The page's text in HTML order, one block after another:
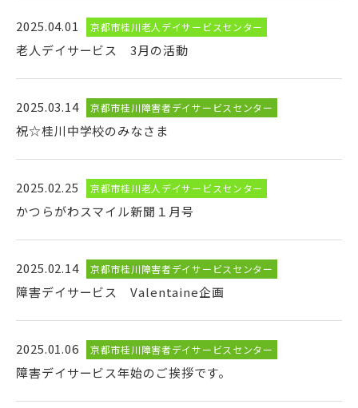
2025.04.01 京都市桂川老人デイサービスセンター
老人デイサービス 3月の活動
2025.03.14 京都市桂川障害者デイサービスセンター
祝☆桂川中学校のみなさま
2025.02.25 京都市桂川老人デイサービスセンター
かつらがわスマイル新聞１月号
2025.02.14 京都市桂川障害者デイサービスセンター
障害デイサービス Valentaine企画
2025.01.06 京都市桂川障害者デイサービスセンター
障害デイサービス年始のご挨拶です。